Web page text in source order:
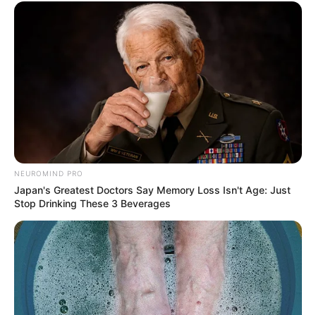
NEUROMIND PRO
Japan's Greatest Doctors Say Memory Loss Isn't Age: Just
Stop Drinking These 3 Beverages